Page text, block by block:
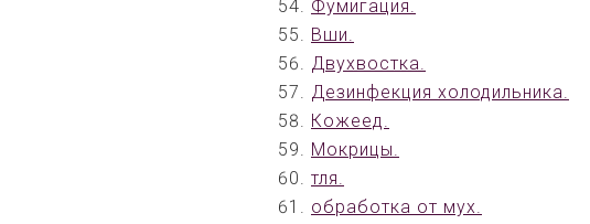
Фумигация.
Вши.
Двухвостка.
Дезинфекция холодильника.
Кожеед.
Мокрицы.
тля.
обработка от мух.